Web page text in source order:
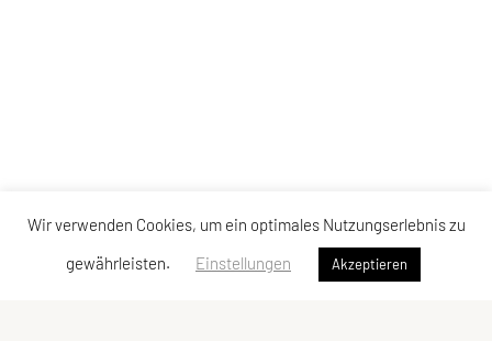
Wir verwenden Cookies, um ein optimales Nutzungserlebnis zu
gewährleisten.
Einstellungen Akzeptieren